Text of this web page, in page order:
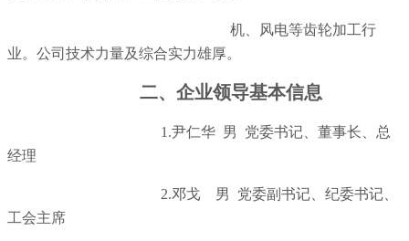
机、风电等齿轮加工行
业。公司技术力量及综合实力雄厚。
二、企业领导基本信息
1.尹仁华 男 党委书记、董事长、总
经理
2.邓戈 男 党委副书记、纪委书记、
工会主席